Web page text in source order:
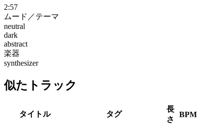
2:57
ムード／テーマ
neutral
dark
abstract
楽器
synthesizer
似たトラック
タイトル タグ
長
さ
BPM